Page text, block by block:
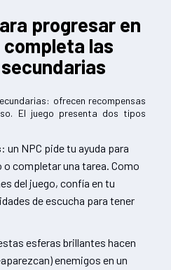
progresar en
las
ofrecen recompensas
El juego presenta dos tipos
: un NPC pide tu ayuda para
completar una tarea. Como
del juego, confía en tu
de escucha para tener
esferas brillantes hacen
enemigos en un